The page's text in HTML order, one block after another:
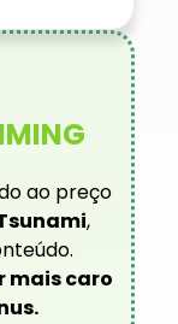
ao preço
,
mais caro